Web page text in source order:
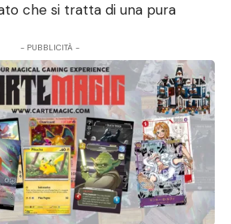
che si tratta di una pura
- PUBBLICITÀ -